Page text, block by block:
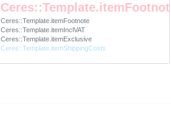
Ceres::Template.itemFootnote
Ceres::Template.itemFootnote
Ceres::Template.itemInclVAT
Ceres::Template.itemExclusive
Ceres::Template.itemShippingCosts